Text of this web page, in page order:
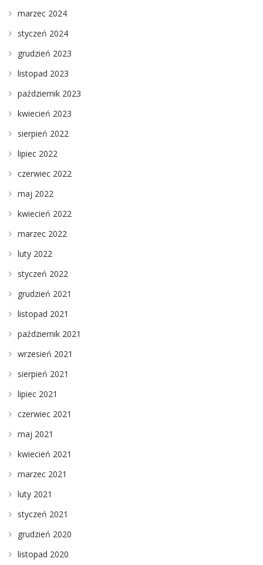
marzec 2024
styczeń 2024
grudzień 2023
listopad 2023
październik 2023
kwiecień 2023
sierpień 2022
lipiec 2022
czerwiec 2022
maj 2022
kwiecień 2022
marzec 2022
luty 2022
styczeń 2022
grudzień 2021
listopad 2021
październik 2021
wrzesień 2021
sierpień 2021
lipiec 2021
czerwiec 2021
maj 2021
kwiecień 2021
marzec 2021
luty 2021
styczeń 2021
grudzień 2020
listopad 2020